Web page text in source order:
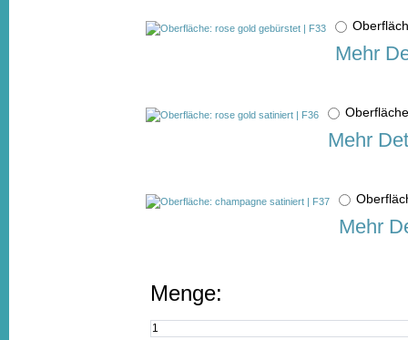
Mehr
Mehr
Mehr
Menge: